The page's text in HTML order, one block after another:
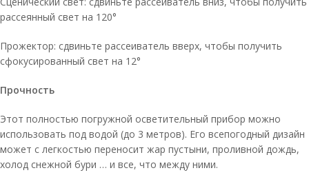
рассеянный свет на 120°
Прожектор: сдвиньте рассеиватель вверх, чтобы получить
сфокусированный свет на 12°
Прочность
Этот полностью погружной осветительный прибор можно
использовать под водой (до 3 метров). Его всепогодный дизайн
может с легкостью переносит жар пустыни, проливной дождь,
холод снежной бури … и все, что между ними.